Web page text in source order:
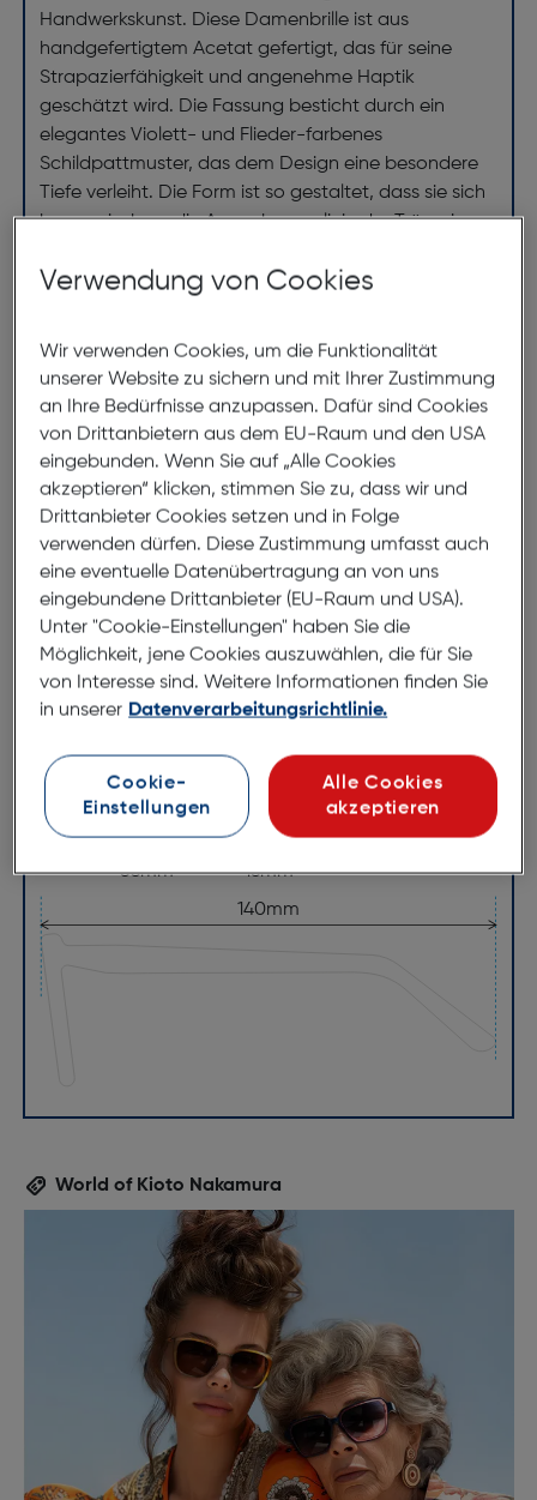
Handwerkskunst. Diese Damenbrille ist aus
handgefertigtem Acetat gefertigt, das für seine
Strapazierfähigkeit und angenehme Haptik
geschätzt wird. Die Fassung besticht durch ein
elegantes Violett- und Flieder-farbenes
Schildpattmuster, das dem Design eine besondere
Tiefe verleiht. Die Form ist so gestaltet, dass sie sich
harmonisch an die Augenbrauenlinie der Trägerin
entsteht. Diese Brille ist die perfekte Ergänzung für
Abmessungen
Brillenbreite: 135mm
Steg:16mm
Glasbreite:
53mm
Bügellänge:140mm
(individuell ausrichtbar)
135mm
16mm
53mm
140mm
World of Kioto Nakamura
Verwendung von Cookies
Wir verwenden Cookies, um die Funktionalität
unserer Website zu sichern und mit Ihrer Zustimmung
an Ihre Bedürfnisse anzupassen. Dafür sind Cookies
von Drittanbietern aus dem EU-Raum und den USA
eingebunden. Wenn Sie auf „Alle Cookies
akzeptieren“ klicken, stimmen Sie zu, dass wir und
Drittanbieter Cookies setzen und in Folge
verwenden dürfen. Diese Zustimmung umfasst auch
eine eventuelle Datenübertragung an von uns
eingebundene Drittanbieter (EU-Raum und USA).
Unter "Cookie-Einstellungen" haben Sie die
Möglichkeit, jene Cookies auszuwählen, die für Sie
von Interesse sind. Weitere Informationen finden Sie
in unserer Datenverarbeitungsrichtlinie.
Cookie-
Einstellungen
Alle Cookies
akzeptieren